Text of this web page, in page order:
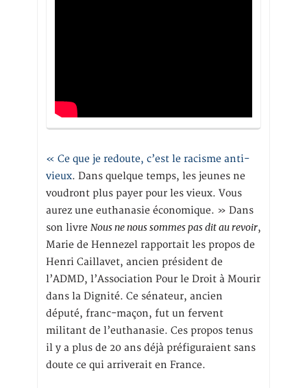
« Ce que je redoute, c’est le racisme anti-
vieux. Dans quelque temps, les jeunes ne
voudront plus payer pour les vieux. Vous
aurez une euthanasie économique. » Dans
son livre Nous ne nous sommes pas dit au revoir,
Marie de Hennezel rapportait les propos de
Henri Caillavet, ancien président de
l’ADMD, l’Association Pour le Droit à Mourir
dans la Dignité. Ce sénateur, ancien
député, franc-maçon, fut un fervent
militant de l’euthanasie. Ces propos tenus
il y a plus de 20 ans déjà préfiguraient sans
doute ce qui arriverait en France.